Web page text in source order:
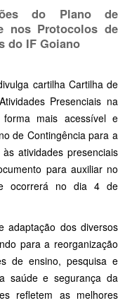
do Plano de
nos Protocolos de
do IF Goiano
cartilha Cartilha de
Presenciais na
mais acessível e
de Contingência para a
atividades presenciais
para auxiliar no
ocorrerá no dia 4 de
adaptação dos diversos
para a reorganização
de ensino, pesquisa e
saúde e segurança da
refletem as melhores